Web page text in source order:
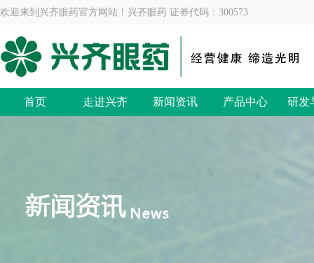
欢迎来到兴齐眼药官方网站！兴齐眼药 证券代码：300573
首页 走进兴齐 新闻资讯 产品中心 研发